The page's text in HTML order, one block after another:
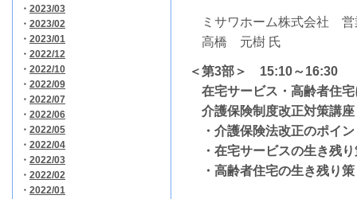
・ 2023/03
・ 2023/02
・ 2023/01
・ 2022/12
・ 2022/10
・ 2022/09
・ 2022/07
・ 2022/06
・ 2022/05
・ 2022/04
・ 2022/03
・ 2022/02
・ 2022/01
ミサワホーム株式会社
高橋 元樹 氏
＜第3部＞ 15:10～16:30
在宅サービス・高齢者住宅
介護保険制度改正対策講座
・介護保険法改正のポイン
・在宅サービスの生き残り
・高齢者住宅の生き残り策